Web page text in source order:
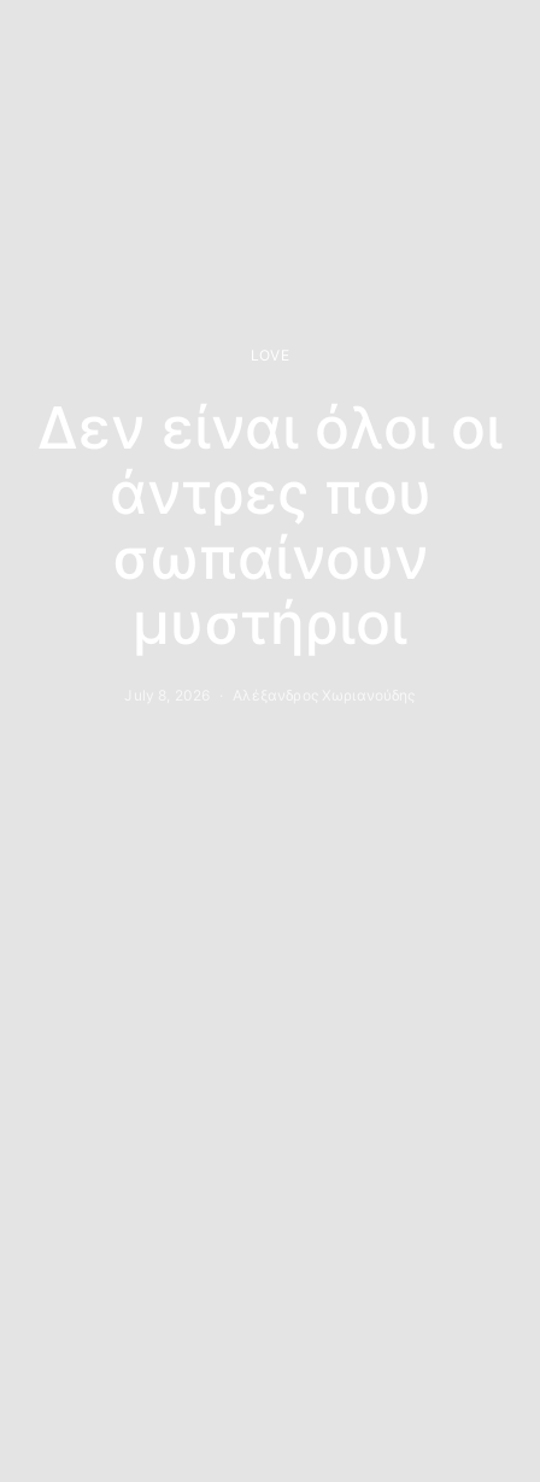
LOVE
Δεν είναι όλοι οι
άντρες που
σωπαίνουν
μυστήριοι